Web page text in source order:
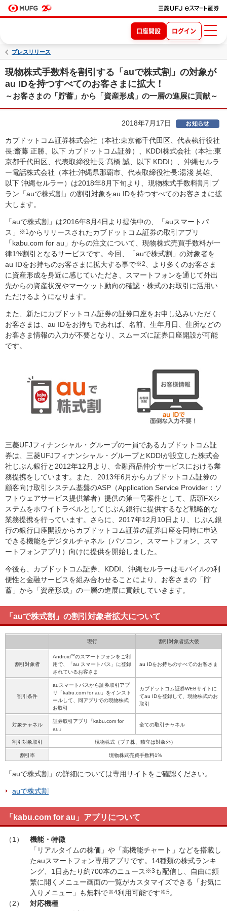
口座開設 ログイン
プレスリリース
現物株式手数料を割引する「auで株式割」の対象が
au IDを持つすべてのお客さまに拡大！
～お客さまの「貯蓄」から「資産形成」の一層の進展に貢献～
2018年7月17日
カブドットコム証券株式会社（本社:東京都千代田区、代表執行役社
長:齋藤 正勝、以下 カブドットコム証券）、KDDI株式会社（本社:東
京都千代田区、代表取締役社長:髙橋 誠、以下 KDDI）、沖縄セルラ
ー電話株式会社（本社:沖縄県那覇市、代表取締役社長:湯淺 英雄、
以下 沖縄セルラー）は2018年8月下旬より、現物株式手数料割引プ
ラン「auで株式割」の割引対象をau IDを持つすべてのお客さまに拡
大します。
「auで株式割」は2016年8月4日より提供中の、「auスマートパ
ス」
※1 からリリースされたカブドットコム証券の取引アプリ
「kabu.com for au」からの注文について、現物株式売買手数料が一
律1%割引となるサービスです。今回、「auで株式割」の対象者を
au IDをお持ちのお客さまに拡大する事で※2
、より多くのお客さま
に資産形成を身近に感じていただき、スマートフォンを通じて外出
先からの資産状況やマーケット動向の確認・株式のお取引に活用い
ただけるようになります。
また、新たにカブドットコム証券の証券口座をお申し込みいただく
お客さまは、au IDをお持ちであれば、名前、生年月日、住所などの
お客さま情報の入力が不要となり、スムーズに証券口座開設が可能
です。
三菱UFJフィナンシャル・グループの一員であるカブドットコム証
券は、三菱UFJフィナンシャル・グループとKDDIが設立した株式会
社じぶん銀行と2012年12月より、金融商品仲介サービスにおける業
務提携をしています。また、2013年6月からカブドットコム証券の
顧客向け取引システム基盤のASP（Application Service Provider：ソ
フトウェアサービス提供業者）提供の第一号案件として、店頭FXシ
ステムをホワイトラベルとしてじぶん銀行に提供するなど戦略的な
業務提携を行っています。さらに、2017年12月10日より、じぶん銀
行の銀行口座開設からカブドットコム証券の証券口座を同時に申込
できる機能をデジタルチャネル（パソコン、スマートフォン、スマ
ートフォンアプリ）向けに提供を開始しました。
今後も、カブドットコム証券、KDDI、沖縄セルラーはモバイルの利
便性と金融サービスを組み合わせることにより、お客さまの「貯
蓄」から「資産形成」の一層の進展に貢献していきます。
「auで株式割」の割引対象者拡大について
現行 割引対象者拡大後
割引対象者
Android™のスマートフォンをご利
用で、「au スマートパス」に登録
されているお客さま
au IDをお持ちのすべてのお客さま
割引条件
auスマートパスから証券取引アプ
リ「kabu.com for au」をインスト
ールして、同アプリでの現物株式
お取引
カブドットコム証券WEBサイトに
てau IDを登録して、現物株式のお
取引
対象チャネル
証券取引アプリ「kabu.com for
au」
全ての取引チャネル
割引対象取引 現物株式（プチ株、積立は対象外）
割引率 現物株式売買手数料1%
「auで株式割」の詳細については専用サイトをご確認ください。
auで株式割
「kabu.com for au」アプリについて
（1）
機能・特徴
「リアルタイムの株価」や「高機能チャート」などを搭載し
たauスマートフォン専用アプリです。14種類の株式ランキ
ング、1日あたり約700本のニュース ※3 も配信し、自由に頻
繁に開くメニュー画面の一覧がカスタマイズできる「お気に
入りメニュー」も無料で※4利用可能です※5 。
（2）
対応機種